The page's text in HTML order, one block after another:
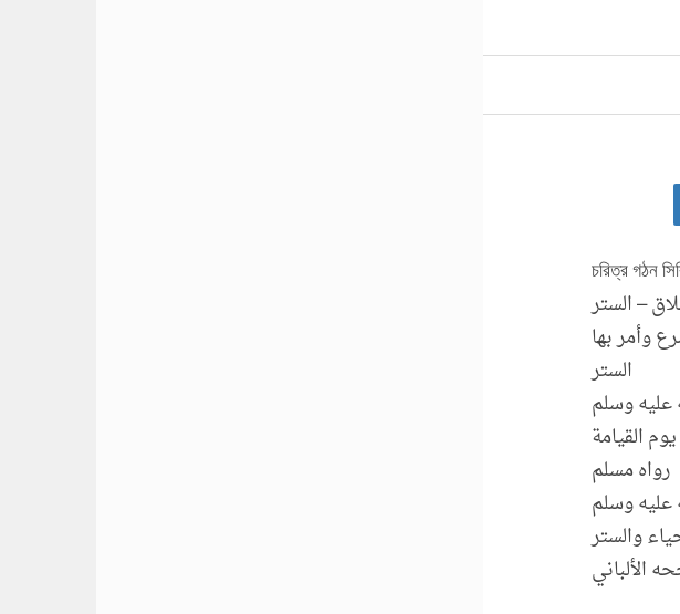
চরিত্র গঠন
– الستر
وأمر بها
الستر
القيامة
رواه مسلم
والستر
الألباني